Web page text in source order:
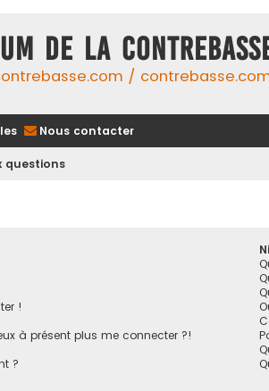
DE LA
/
Nous contacter
questions
!
à présent plus me connecter ?!
?